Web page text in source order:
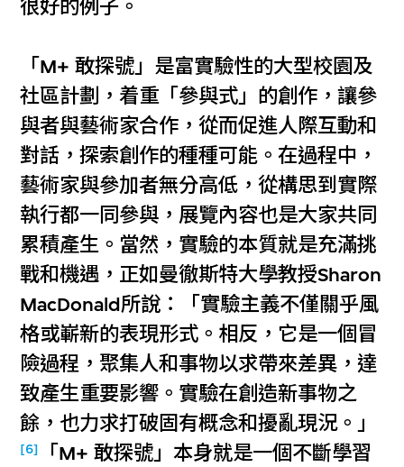
很好的例子。
「M+ 敢探號」是富實驗性的大型校園及
社區計劃，着重「參與式」的創作，讓參
與者與藝術家合作，從而促進人際互動和
對話，探索創作的種種可能。在過程中，
藝術家與參加者無分高低，從構思到實際
執行都一同參與，展覽內容也是大家共同
累積產生。當然，實驗的本質就是充滿挑
戰和機遇，正如曼徹斯特大學教授Sharon
MacDonald所說：「實驗主義不僅關乎風
格或嶄新的表現形式。相反，它是一個冒
險過程，聚集人和事物以求帶來差異，達
致產生重要影響。實驗在創造新事物之
餘，也力求打破固有概念和擾亂現況。」
[6]
「M+ 敢探號」本身就是一個不斷學習